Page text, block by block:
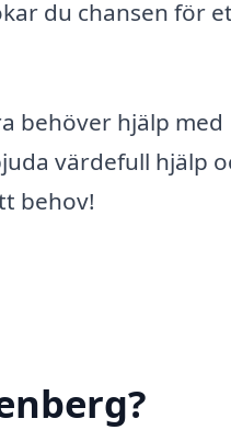
du chansen för
behöver hjälp med
värdefull hjälp
behov!